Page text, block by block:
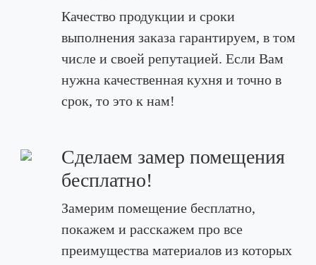
Качество продукции и сроки
выполнения заказа гарантируем, в том
числе и своей репутацией. Если Вам
нужна качественная кухня и точно в
срок, то это к нам!
Сделаем замер помещения
бесплатно!
Замерим помещение бесплатно,
покажем и расскажем про все
преимущества материалов из которых